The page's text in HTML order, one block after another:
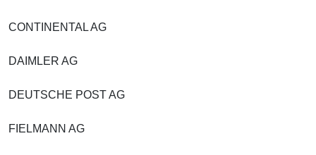
CONTINENTAL AG
DAIMLER AG
DEUTSCHE POST AG
FIELMANN AG